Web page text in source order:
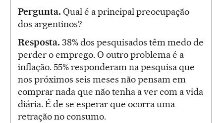
Pergunta. Qual é a principal preocupação
dos argentinos?
Resposta. 38% dos pesquisados têm medo de
perder o emprego. O outro problema é a
inflação. 55% responderam na pesquisa que
nos próximos seis meses não pensam em
comprar nada que não tenha a ver com a vida
diária. É de se esperar que ocorra uma
retração no consumo.